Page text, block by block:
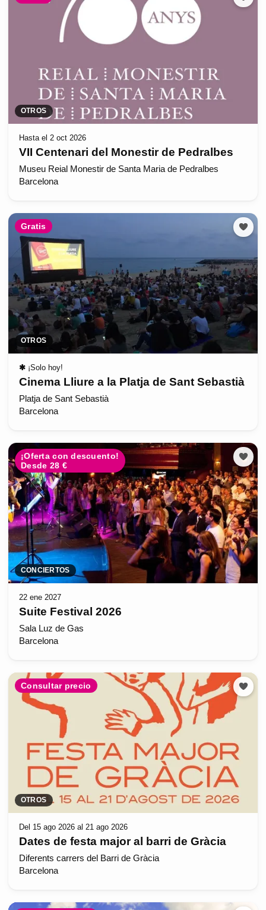
OTROS
Hasta el 2 oct 2026
VII Centenari del Monestir de Pedralbes
Museu Reial Monestir de Santa Maria de Pedralbes
Barcelona
Gratis
OTROS
✱ ¡Solo hoy!
Cinema Lliure a la Platja de Sant Sebastià
Platja de Sant Sebastià
Barcelona
¡Oferta con descuento!
Desde 28 €
CONCIERTOS
22 ene 2027
Suite Festival 2026
Sala Luz de Gas
Barcelona
Consultar precio
OTROS
Del 15 ago 2026 al 21 ago 2026
Dates de festa major al barri de Gràcia
Diferents carrers del Barri de Gràcia
Barcelona